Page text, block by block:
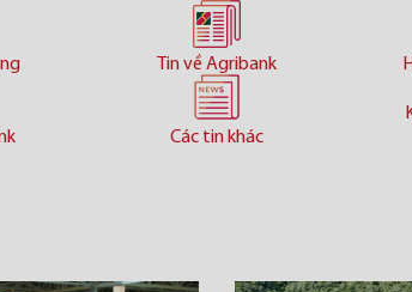
Tin về Agribank
Các tin khác